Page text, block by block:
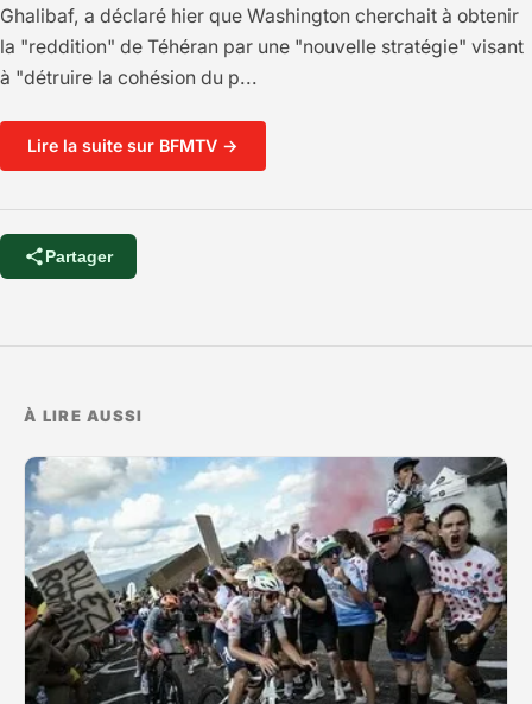
Ghalibaf, a déclaré hier que Washington cherchait à obtenir
la "reddition" de Téhéran par une "nouvelle stratégie" visant
à "détruire la cohésion du p...
Lire la suite sur BFMTV →
Partager
À LIRE AUSSI